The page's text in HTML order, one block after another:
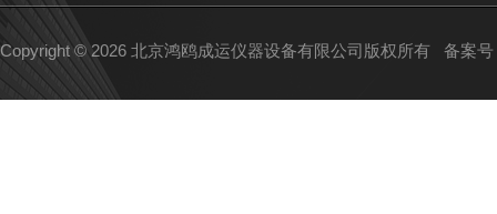
Copyright © 2026 北京鸿鸥成运仪器设备有限公司版权所有 备案号